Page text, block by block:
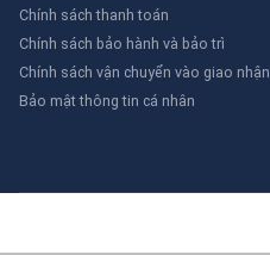
Chính sách thanh toán
Chính sách bảo hành và bảo trì
Chính sách vận chuyển vào giao nhận
Bảo mật thông tin cá nhân